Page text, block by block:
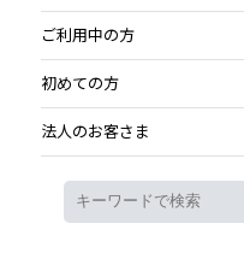
ご利用中の方
初めての方
法人のお客さま